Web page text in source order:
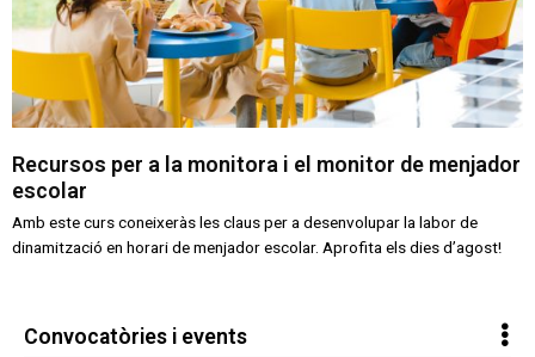
Recursos per a la monitora i el monitor de menjador
escolar
Amb este curs coneixeràs les claus per a desenvolupar la labor de
dinamització en horari de menjador escolar. Aprofita els dies d’agost!
Convocatòries i events